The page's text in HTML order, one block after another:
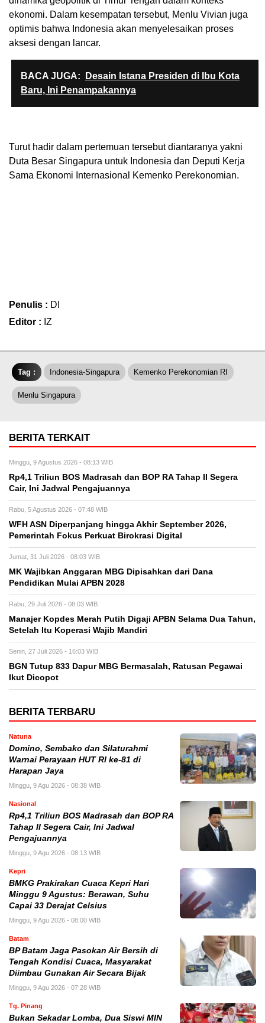
ekonomi. Dalam kesempatan tersebut, Menlu Vivian juga
optimis bahwa Indonesia akan menyelesaikan proses
aksesi dengan lancar.
BACA JUGA:
Desain Istana Presiden di Ibu Kota
Baru, Ini Penampakannya
Turut hadir dalam pertemuan tersebut diantaranya yakni
Duta Besar Singapura untuk Indonesia dan Deputi Kerja
Sama Ekonomi Internasional Kemenko Perekonomian.
Penulis : DI
Editor : IZ
Tag : Indonesia-Singapura Kemenko Perekonomian RI
Menlu Singapura
BERITA TERKAIT
Minggu, 9 Agustus 2026 - 08:13 WIB
Rp4,1 Triliun BOS Madrasah dan BOP RA Tahap II Segera
Cair, Ini Jadwal Pengajuannya
Rabu, 5 Agustus 2026 - 07:48 WIB
WFH ASN Diperpanjang hingga Akhir September 2026,
Pemerintah Fokus Perkuat Birokrasi Digital
Jumat, 31 Juli 2026 - 08:03 WIB
MK Wajibkan Anggaran MBG Dipisahkan dari Dana
Pendidikan Mulai APBN 2028
Rabu, 29 Juli 2026 - 08:03 WIB
Manajer Kopdes Merah Putih Digaji APBN Selama Dua Tahun,
Setelah Itu Koperasi Wajib Mandiri
Senin, 27 Juli 2026 - 16:03 WIB
BGN Tutup 833 Dapur MBG Bermasalah, Ratusan Pegawai
Ikut Dicopot
BERITA TERBARU
Natuna
Domino, Sembako dan Silaturahmi
Warnai Perayaan HUT RI ke-81 di
Harapan Jaya
Minggu, 9 Agu 2026 - 08:38 WIB
Nasional
Rp4,1 Triliun BOS Madrasah dan BOP RA
Tahap II Segera Cair, Ini Jadwal
Pengajuannya
Minggu, 9 Agu 2026 - 08:13 WIB
Kepri
BMKG Prakirakan Cuaca Kepri Hari
Minggu 9 Agustus: Berawan, Suhu
Capai 33 Derajat Celsius
Minggu, 9 Agu 2026 - 08:00 WIB
Batam
BP Batam Jaga Pasokan Air Bersih di
Tengah Kondisi Cuaca, Masyarakat
Diimbau Gunakan Air Secara Bijak
Minggu, 9 Agu 2026 - 07:28 WIB
Tg. Pinang
Bukan Sekadar Lomba, Dua Siswi MIN